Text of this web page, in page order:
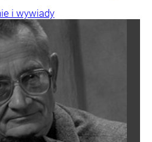
i wywiady